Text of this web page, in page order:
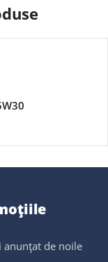
anunțat de noile